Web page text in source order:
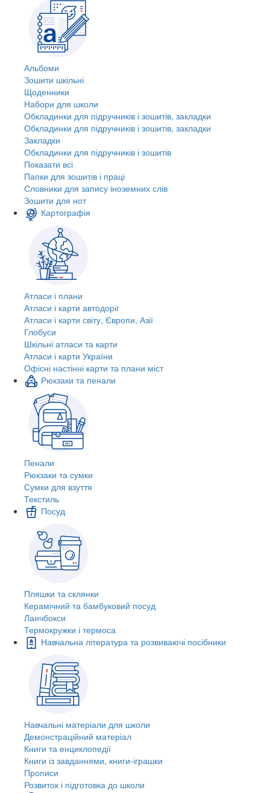
Альбоми
Зошити шкільні
Щоденники
Набори для школи
Обкладинки для підручників і зошитів, закладки
Обкладинки для підручників і зошитів, закладки
Закладки
Обкладинки для підручників і зошитів
Показати всі
Папки для зошитів і праці
Словники для запису іноземних слів
Зошити для нот
Картографія
Атласи і плани
Атласи і карти автодоріг
Атласи і карти світу, Європи, Азії
Глобуси
Шкільні атласи та карти
Атласи і карти України
Офісні настінні карти та плани міст
Рюкзаки та пенали
Пенали
Рюкзаки та сумки
Сумки для взуття
Текстиль
Посуд
Пляшки та склянки
Керамічний та бамбуковий посуд
Ланчбокси
Термокружки і термоса
Навчальна література та розвиваючі посібники
Навчальні матеріали для школи
Демонстраційний матеріал
Книги та енциклопедії
Книги із завданнями, книги-іграшки
Прописи
Розвиток і підготовка до школи